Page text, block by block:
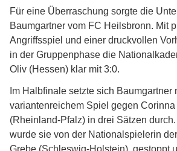
Für eine Überraschung sorgte die
Baumgartner vom FC Heilsbronn. Mit
Angriffsspiel und einer druckvollen
in der Gruppenphase die
Oliv (Hessen) klar mit 3:0.
Im Halbfinale setzte sich Baumgartner
variantenreichem Spiel gegen
(Rheinland-Pfalz) in drei Sätzen
wurde sie von der Nationalspielerin
Grebe (Schleswig-Holstein), gestoppt